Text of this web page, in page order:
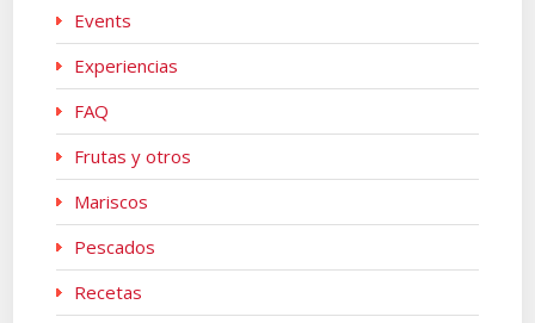
Events
Experiencias
FAQ
Frutas y otros
Mariscos
Pescados
Recetas